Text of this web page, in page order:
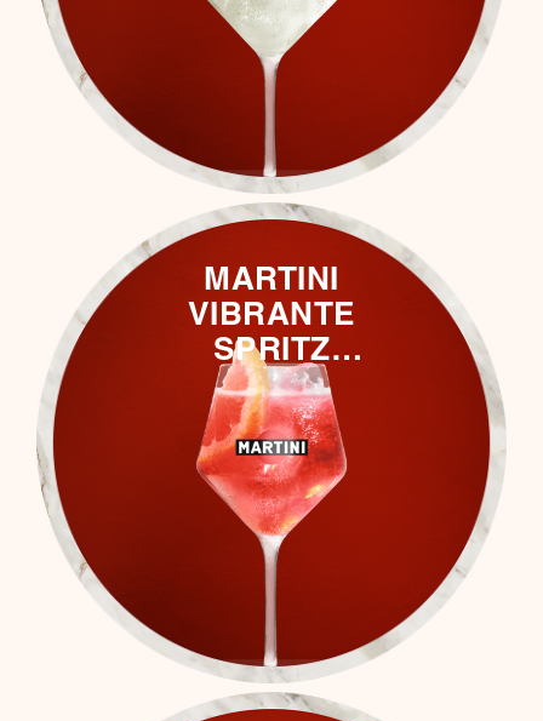
MARTINI
VIBRANTE
SPRITZ
(ALKOHOLFREI)